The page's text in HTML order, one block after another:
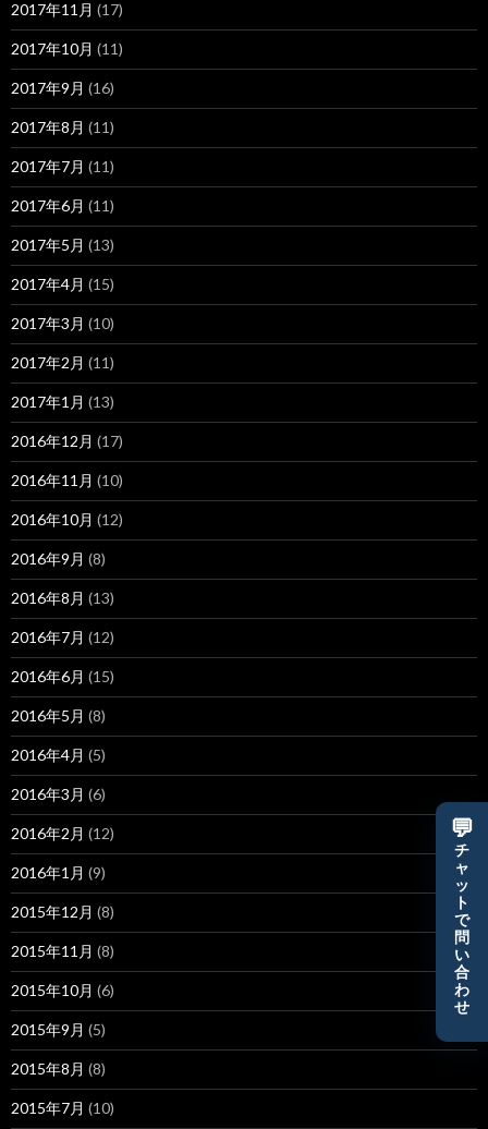
2017年11月 (17)
2017年10月 (11)
2017年9月 (16)
2017年8月 (11)
2017年7月 (11)
2017年6月 (11)
2017年5月 (13)
2017年4月 (15)
2017年3月 (10)
2017年2月 (11)
2017年1月 (13)
2016年12月 (17)
2016年11月 (10)
2016年10月 (12)
2016年9月 (8)
2016年8月 (13)
2016年7月 (12)
2016年6月 (15)
2016年5月 (8)
2016年4月 (5)
2016年3月 (6)
2016年2月 (12)
2016年1月 (9)
2015年12月 (8)
2015年11月 (8)
2015年10月 (6)
2015年9月 (5)
2015年8月 (8)
2015年7月 (10)
💬
チ
ャ
ッ
ト
で
問
い
合
わ
せ